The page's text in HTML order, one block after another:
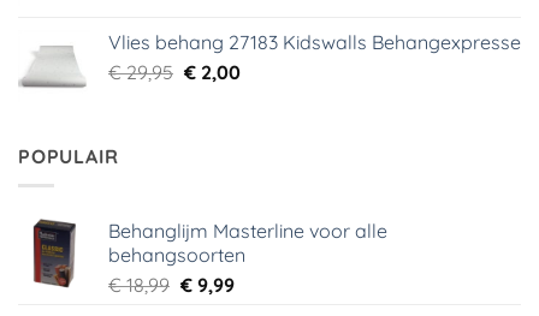
€ 29,95.€ 5,99.
Vlies behang 27183 Kidswalls Behangexpresse
€29,95 Oorspronkelijke
€2,00Huidige
POPULAIR
Behanglijm Masterline voor alle
behangsoorten
€18,99 Oorspronkelijke
€9,99Huidige